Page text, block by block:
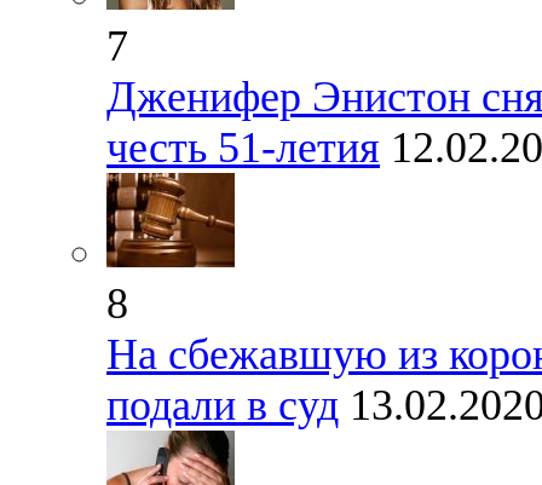
7
Дженифер Энистон
честь 51-летия
8
На сбежавшую из
подали в суд